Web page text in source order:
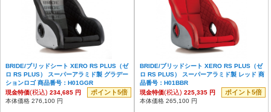
BRIDE/ブリッドシート XERO RS PLUS（ゼ
ロ RS PLUS） スーパーアラミド製 グラデー
ションロゴ 商品番号：H01GGR
現金特価(税込) 234,685 円 ポイント5倍
本体価格 276,100 円
BRIDE/ブリッドシート XERO RS PLUS（ゼ
ロ RS PLUS） スーパーアラミド製 レッド 商
品番号：H01BBR
現金特価(税込) 225,335 円 ポイント5倍
本体価格 265,100 円